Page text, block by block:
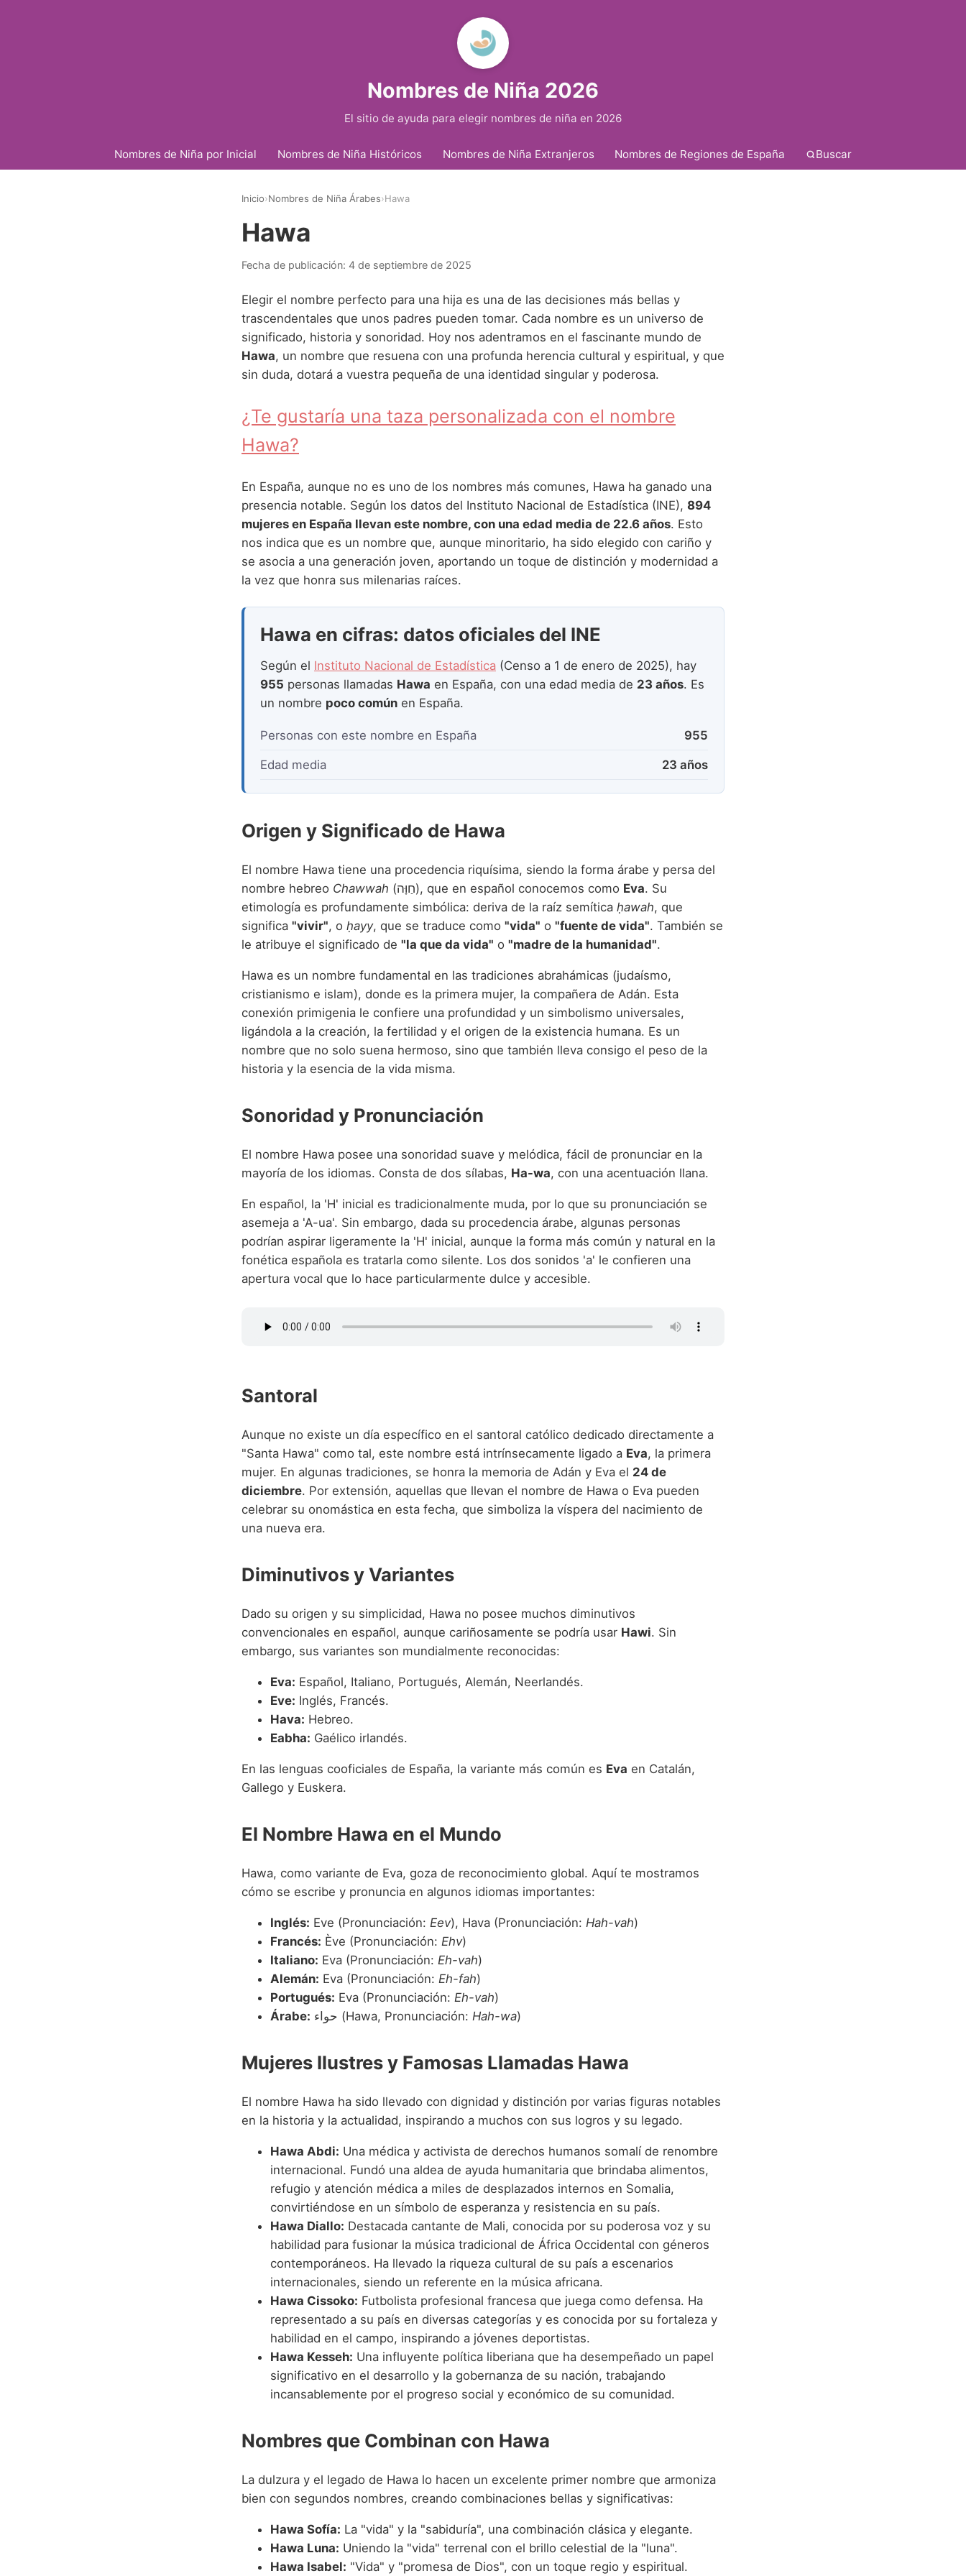
Nombres de Niña 2026
El sitio de ayuda para elegir nombres de niña en 2026
Nombres de Niña por Inicial Nombres de Niña Históricos Nombres de Niña Extranjeros Nombres de Regiones de España Buscar
Inicio›Nombres de Niña Árabes›Hawa
Hawa
Fecha de publicación: 4 de septiembre de 2025
Elegir el nombre perfecto para una hija es una de las decisiones más bellas y
trascendentales que unos padres pueden tomar. Cada nombre es un universo de
significado, historia y sonoridad. Hoy nos adentramos en el fascinante mundo de
Hawa, un nombre que resuena con una profunda herencia cultural y espiritual, y que
sin duda, dotará a vuestra pequeña de una identidad singular y poderosa.
¿Te gustaría una taza personalizada con el nombre
Hawa?
En España, aunque no es uno de los nombres más comunes, Hawa ha ganado una
presencia notable. Según los datos del Instituto Nacional de Estadística (INE), 894
mujeres en España llevan este nombre, con una edad media de 22.6 años. Esto
nos indica que es un nombre que, aunque minoritario, ha sido elegido con cariño y
se asocia a una generación joven, aportando un toque de distinción y modernidad a
la vez que honra sus milenarias raíces.
Hawa en cifras: datos oficiales del INE
Según el Instituto Nacional de Estadística (Censo a 1 de enero de 2025), hay
955 personas llamadas Hawa en España, con una edad media de 23 años. Es
un nombre poco común en España.
Personas con este nombre en España 955
Edad media 23 años
Origen y Significado de Hawa
El nombre Hawa tiene una procedencia riquísima, siendo la forma árabe y persa del
nombre hebreo Chawwah (חַוָּה), que en español conocemos como Eva. Su
etimología es profundamente simbólica: deriva de la raíz semítica ḥawah, que
significa "vivir", o ḥayy, que se traduce como "vida" o "fuente de vida". También se
le atribuye el significado de "la que da vida" o "madre de la humanidad".
Hawa es un nombre fundamental en las tradiciones abrahámicas (judaísmo,
cristianismo e islam), donde es la primera mujer, la compañera de Adán. Esta
conexión primigenia le confiere una profundidad y un simbolismo universales,
ligándola a la creación, la fertilidad y el origen de la existencia humana. Es un
nombre que no solo suena hermoso, sino que también lleva consigo el peso de la
historia y la esencia de la vida misma.
Sonoridad y Pronunciación
El nombre Hawa posee una sonoridad suave y melódica, fácil de pronunciar en la
mayoría de los idiomas. Consta de dos sílabas, Ha-wa, con una acentuación llana.
En español, la 'H' inicial es tradicionalmente muda, por lo que su pronunciación se
asemeja a 'A-ua'. Sin embargo, dada su procedencia árabe, algunas personas
podrían aspirar ligeramente la 'H' inicial, aunque la forma más común y natural en la
fonética española es tratarla como silente. Los dos sonidos 'a' le confieren una
apertura vocal que lo hace particularmente dulce y accesible.
Santoral
Aunque no existe un día específico en el santoral católico dedicado directamente a
"Santa Hawa" como tal, este nombre está intrínsecamente ligado a Eva, la primera
mujer. En algunas tradiciones, se honra la memoria de Adán y Eva el 24 de
diciembre. Por extensión, aquellas que llevan el nombre de Hawa o Eva pueden
celebrar su onomástica en esta fecha, que simboliza la víspera del nacimiento de
una nueva era.
Diminutivos y Variantes
Dado su origen y su simplicidad, Hawa no posee muchos diminutivos
convencionales en español, aunque cariñosamente se podría usar Hawi. Sin
embargo, sus variantes son mundialmente reconocidas:
Eva: Español, Italiano, Portugués, Alemán, Neerlandés.
Eve: Inglés, Francés.
Hava: Hebreo.
Eabha: Gaélico irlandés.
En las lenguas cooficiales de España, la variante más común es Eva en Catalán,
Gallego y Euskera.
El Nombre Hawa en el Mundo
Hawa, como variante de Eva, goza de reconocimiento global. Aquí te mostramos
cómo se escribe y pronuncia en algunos idiomas importantes:
Inglés: Eve (Pronunciación: Eev), Hava (Pronunciación: Hah-vah)
Francés: Ève (Pronunciación: Ehv)
Italiano: Eva (Pronunciación: Eh-vah)
Alemán: Eva (Pronunciación: Eh-fah)
Portugués: Eva (Pronunciación: Eh-vah)
Árabe:
حواء (Hawa, Pronunciación: Hah-wa)
Mujeres Ilustres y Famosas Llamadas Hawa
El nombre Hawa ha sido llevado con dignidad y distinción por varias figuras notables
en la historia y la actualidad, inspirando a muchos con sus logros y su legado.
Hawa Abdi: Una médica y activista de derechos humanos somalí de renombre
internacional. Fundó una aldea de ayuda humanitaria que brindaba alimentos,
refugio y atención médica a miles de desplazados internos en Somalia,
convirtiéndose en un símbolo de esperanza y resistencia en su país.
Hawa Diallo: Destacada cantante de Mali, conocida por su poderosa voz y su
habilidad para fusionar la música tradicional de África Occidental con géneros
contemporáneos. Ha llevado la riqueza cultural de su país a escenarios
internacionales, siendo un referente en la música africana.
Hawa Cissoko: Futbolista profesional francesa que juega como defensa. Ha
representado a su país en diversas categorías y es conocida por su fortaleza y
habilidad en el campo, inspirando a jóvenes deportistas.
Hawa Kesseh: Una influyente política liberiana que ha desempeñado un papel
significativo en el desarrollo y la gobernanza de su nación, trabajando
incansablemente por el progreso social y económico de su comunidad.
Nombres que Combinan con Hawa
La dulzura y el legado de Hawa lo hacen un excelente primer nombre que armoniza
bien con segundos nombres, creando combinaciones bellas y significativas:
Hawa Sofía: La "vida" y la "sabiduría", una combinación clásica y elegante.
Hawa Luna: Uniendo la "vida" terrenal con el brillo celestial de la "luna".
Hawa Isabel: "Vida" y "promesa de Dios", con un toque regio y espiritual.